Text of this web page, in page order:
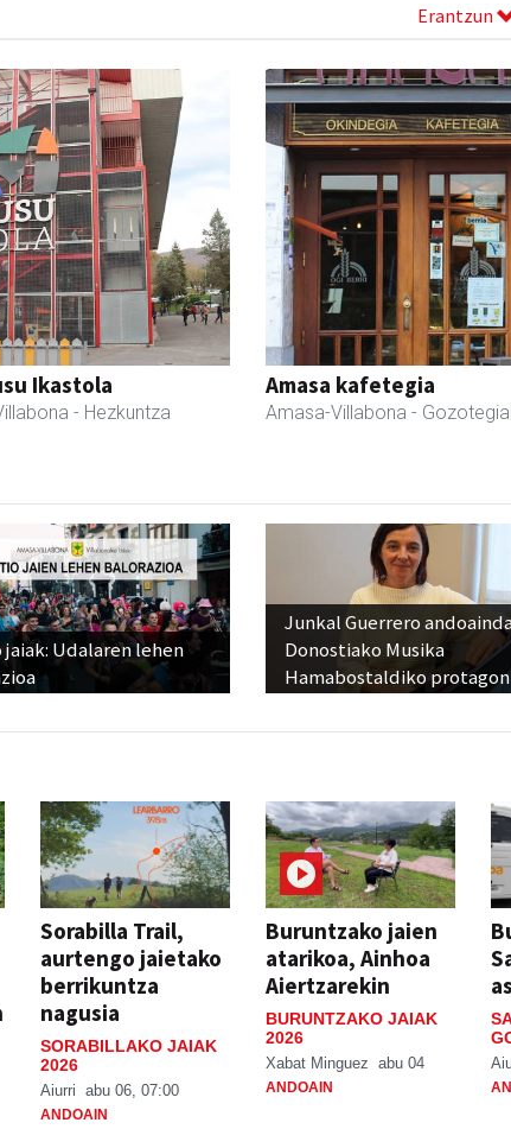
Erantzun
Ikastola
- Hezkuntza
Amasa kafetegia
Amasa-Villabona -
jaiak: Udalaren lehen
Junkal Guerrero
Donostiako Musika
Hamabostaldiko
Sorabilla Trail,
aurtengo jaietako
berrikuntza
nagusia
SORABILLAKO JAIAK
2026
Aiurri abu 06, 07:00
ANDOAIN
Buruntzako jaien
atarikoa, Ainhoa
Aiertzarekin
BURUNTZAKO JAIAK
2026
Xabat Minguez abu 04
ANDOAIN